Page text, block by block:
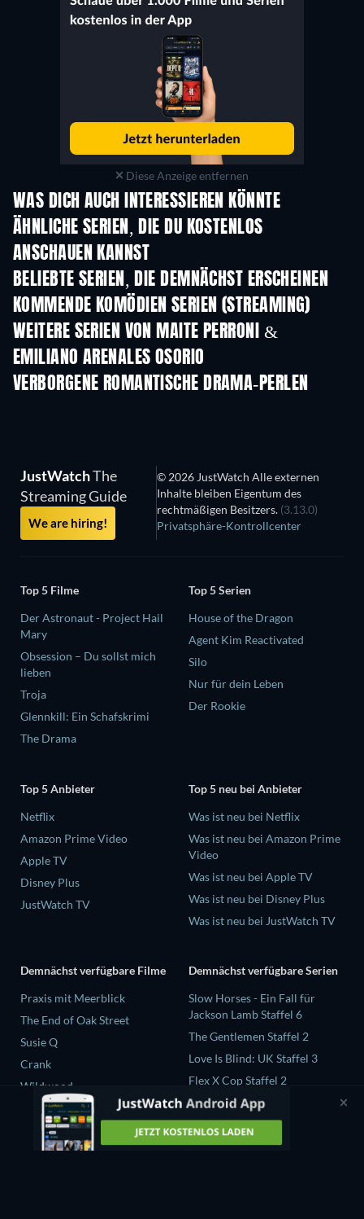
Diese Anzeige entfernen
WAS DICH AUCH INTERESSIEREN KÖNNTE
ÄHNLICHE SERIEN, DIE DU KOSTENLOS
ANSCHAUEN KANNST
Serie
BELIEBTE SERIEN, DIE DEMNÄCHST ERSCHEINEN
Serie Serie
KOMMENDE KOMÖDIEN SERIEN (STREAMING)
Staffel 6 Staffel 2
WEITERE SERIEN VON MAITE PERRONI &
EMILIANO ARENALES OSORIO
Serie
VERBORGENE ROMANTISCHE DRAMA-PERLEN
JustWatchThe
Streaming Guide
We are hiring!
© 2026 JustWatch Alle externen
Inhalte bleiben Eigentum des
rechtmäßigen Besitzers. (3.13.0)
Privatsphäre-Kontrollcenter
Top 5 Filme
Der Astronaut - Project Hail
Mary
Obsession – Du sollst mich
lieben
Troja
Glennkill: Ein Schafskrimi
The Drama
Top 5 Serien
House of the Dragon
Agent Kim Reactivated
Silo
Nur für dein Leben
Der Rookie
Top 5 Anbieter
Netflix
Amazon Prime Video
Apple TV
Disney Plus
JustWatch TV
Top 5 neu bei Anbieter
Was ist neu bei Netflix
Was ist neu bei Amazon Prime
Video
Was ist neu bei Apple TV
Was ist neu bei Disney Plus
Was ist neu bei JustWatch TV
Demnächst verfügbare Filme
Praxis mit Meerblick
The End of Oak Street
Susie Q
Crank
Wildwood
Demnächst verfügbare Serien
Slow Horses - Ein Fall für
Jackson Lamb Staffel 6
The Gentlemen Staffel 2
Love Is Blind: UK Staffel 3
Flex X Cop Staffel 2
The Chosen in the Wild with
Bear Grylls Staffel 1